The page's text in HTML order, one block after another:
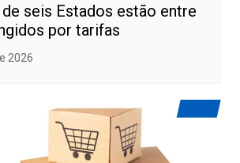
seis Estados estão entre
por tarifas
2026